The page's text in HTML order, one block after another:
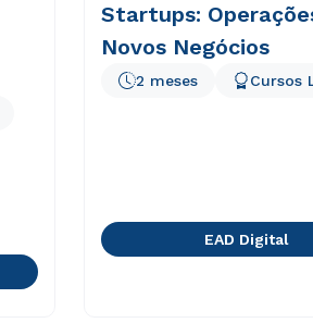
Startups:
Novos Negócios
2 meses Cursos
EAD Digital